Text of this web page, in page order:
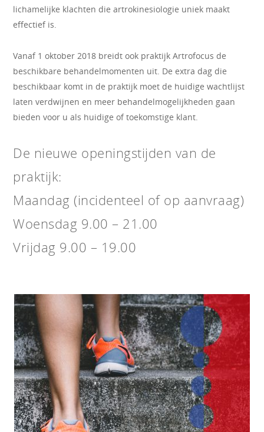
lichamelijke klachten die artrokinesiologie uniek maakt
effectief is.
Vanaf 1 oktober 2018 breidt ook praktijk Artrofocus de
beschikbare behandelmomenten uit. De extra dag die
beschikbaar komt in de praktijk moet de huidige wachtlijst
laten verdwijnen en meer behandelmogelijkheden gaan
bieden voor u als huidige of toekomstige klant.
De nieuwe openingstijden van de
praktijk:
Maandag (incidenteel of op aanvraag)
Woensdag 9.00 – 21.00
Vrijdag 9.00 – 19.00